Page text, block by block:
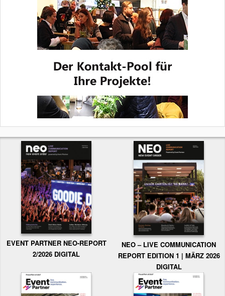
EVENT PARTNER NEO-REPORT
2/2026 DIGITAL
NEO – LIVE COMMUNICATION
REPORT EDITION 1 | MÄRZ 2026
DIGITAL